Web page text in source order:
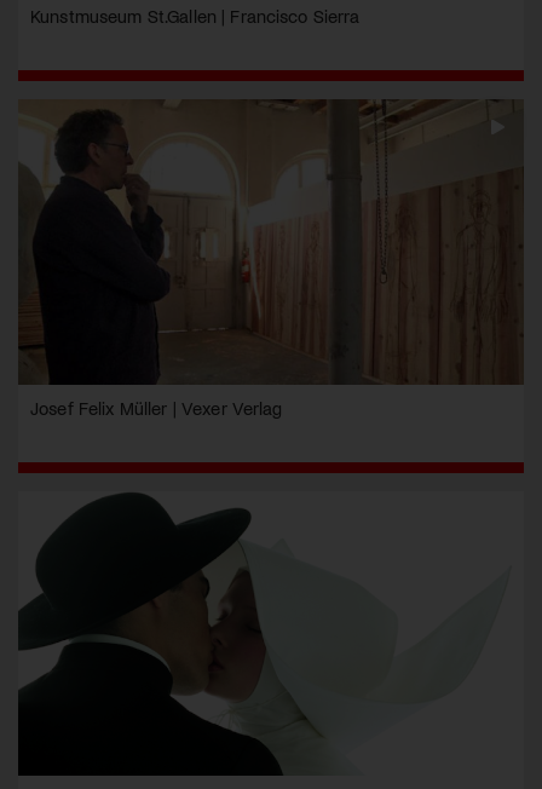
Kunstmuseum St.Gallen | Francisco Sierra
Josef Felix Müller | Vexer Verlag